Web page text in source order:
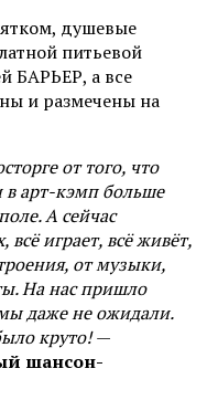
душевые
питьевой
БАРЬЕР, а все
и размечены на
от того, что
в арт-кэмп больше
А сейчас
всё играет, всё живёт,
от музыки,
На нас пришло
даже не ожидали.
круто!—
шансон-